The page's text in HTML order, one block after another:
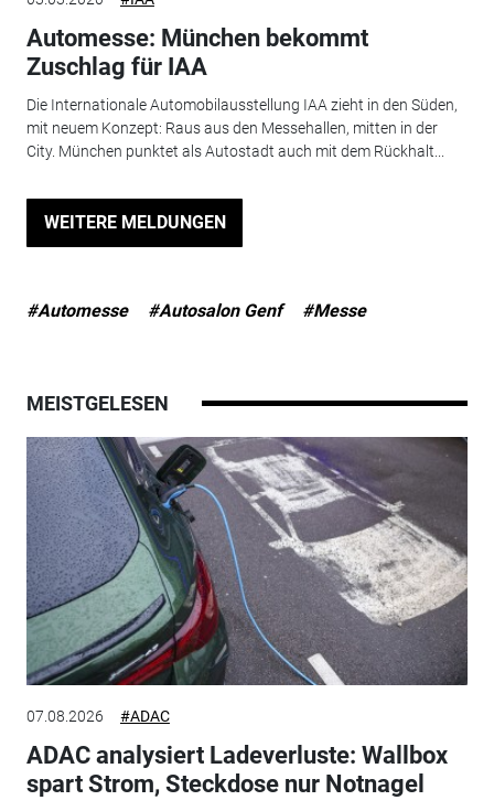
Automesse: München bekommt
Zuschlag für IAA
Die Internationale Automobilausstellung IAA zieht in den Süden,
mit neuem Konzept: Raus aus den Messehallen, mitten in der
City. München punktet als Autostadt auch mit dem Rückhalt...
WEITERE MELDUNGEN
#Automesse #Autosalon Genf #Messe
MEISTGELESEN
07.08.2026 #ADAC
ADAC analysiert Ladeverluste: Wallbox
spart Strom, Steckdose nur Notnagel